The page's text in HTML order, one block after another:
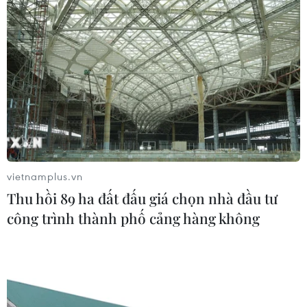
CƠ QUAN CHỦ QUẢN: THÔNG TẤN XÃ VIỆT NAM
Tổng Biên tập: TRẦN TIẾN DUẨN
Phó Tổng Biên tập: NGUYỄN THỊ TÁM, KHÚC THANH
THỦY
Sở hữu trí tuệ
Quy định sử dụng
RSS
Ngôn ngữ
TTXVN
vietnamplus.vn
Thu hồi 89 ha đất đấu giá chọn nhà đầu tư
công trình thành phố cảng hàng không